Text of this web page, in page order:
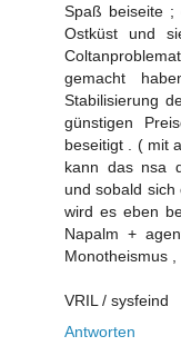
Spaß beiseite ;
Ostküst und
gemacht
Stabilisierung
günstigen
beseitigt . ( mit
kann das nsa
und sobald
wird es eben
Napalm +
Monotheismus
VRIL / sysfeind
Antworten